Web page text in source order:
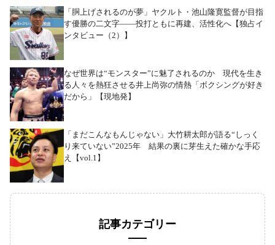
「胴上げされるのが夢」ヤクルト・池山隆寛監督が目指
す優勝の二文字――投打ともに再建、活性化へ【独占イ
ンタビュー（2）】
なぜ世界は“モンスター”に魅了されるのか 現代を生き
る人々を熱狂させる井上尚弥の情熱「ボクシングが好き
だから」【現地発】
「まだこんなもんじゃない」大竹耕太郎が語る“しっく
り来ていない”2025年 結果の裏に芽生えた確かな手応
え【vol.1】
記事カテゴリー